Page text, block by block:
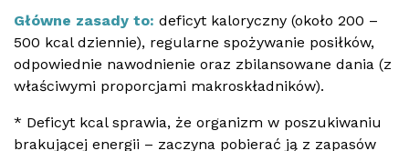
Główne zasady to: deficyt kaloryczny (około 200 –
500 kcal dziennie), regularne spożywanie posiłków,
odpowiednie nawodnienie oraz zbilansowane dania (z
właściwymi proporcjami makroskładników).
* Deficyt kcal sprawia, że organizm w poszukiwaniu
brakującej energii – zaczyna pobierać ją z zapasów